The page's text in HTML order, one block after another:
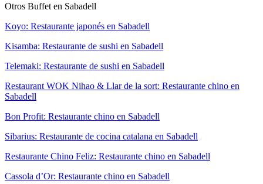
Otros Buffet en Sabadell
Koyo: Restaurante japonés en Sabadell
Kisamba: Restaurante de sushi en Sabadell
Telemaki: Restaurante de sushi en Sabadell
Restaurant WOK Nihao & Llar de la sort: Restaurante chino en
Sabadell
Bon Profit: Restaurante chino en Sabadell
Sibarius: Restaurante de cocina catalana en Sabadell
Restaurante Chino Feliz: Restaurante chino en Sabadell
Cassola d’Or: Restaurante chino en Sabadell